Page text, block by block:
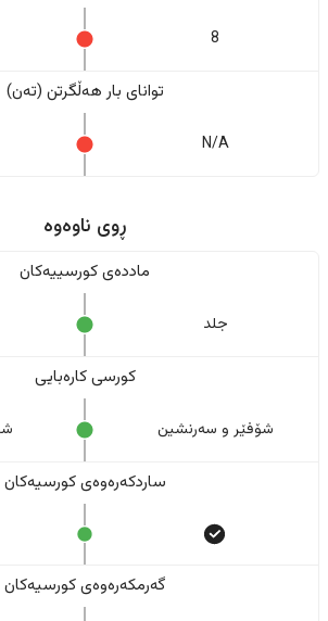
8
تواناى بار هەڵگرتن (تەن)
N/A
ڕوی ناوەوە
ماددەی کورسییەکان
جلد
کورسی کارەبایی
شۆفێر و سەرنشین
ساردکەرەوەی کورسیەکان
گەرمکەرەوەی کورسیەکان